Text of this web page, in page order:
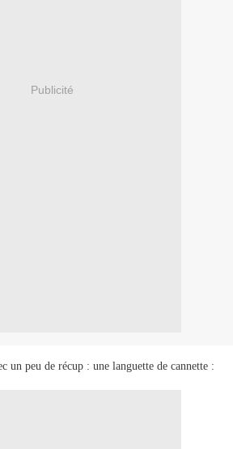
Publicité
un peu de récup : une languette de cannette :